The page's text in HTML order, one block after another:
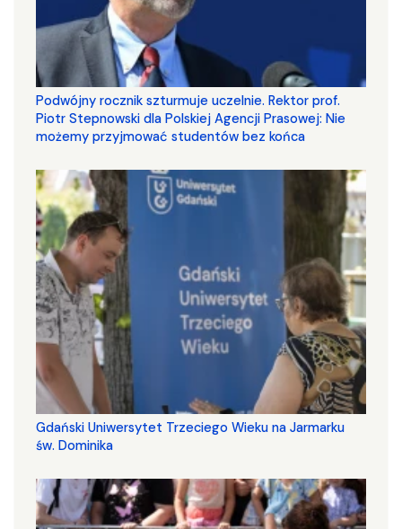
Podwójny rocznik szturmuje uczelnie. Rektor prof.
Piotr Stepnowski dla Polskiej Agencji Prasowej: Nie
możemy przyjmować studentów bez końca
Gdański Uniwersytet Trzeciego Wieku na Jarmarku
św. Dominika